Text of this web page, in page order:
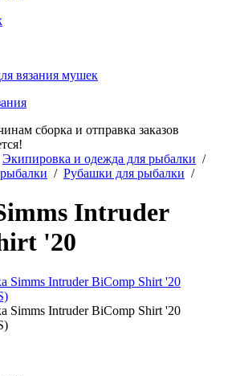
вязания мушек
сборка и отправка заказов
Экипировка и одежда для рыбалки /
/ Рубашки для рыбалки /
Intruder
'20